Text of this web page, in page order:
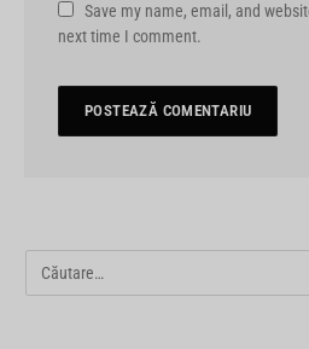
Save my name, email, and
next time I comment.